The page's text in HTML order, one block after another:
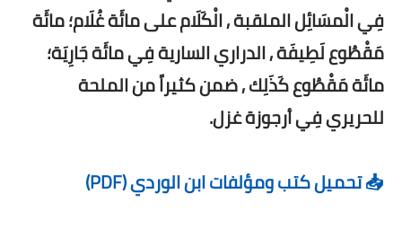
فِي الْمسَائِل الملقبة , الْكَلَام على مائَة غُلَام؛ مائَة
مَقْطُوع لَطِيفَة , الدراري السارية فِي مائَة جَارِيَة؛
مائَة مَقْطُوع كَذَلِك , ضمن كثيراً من الملحة
للحريري فِي أرجوزة غزل.
📥 تحميل كتب ومؤلفات ابن الوردي (PDF)